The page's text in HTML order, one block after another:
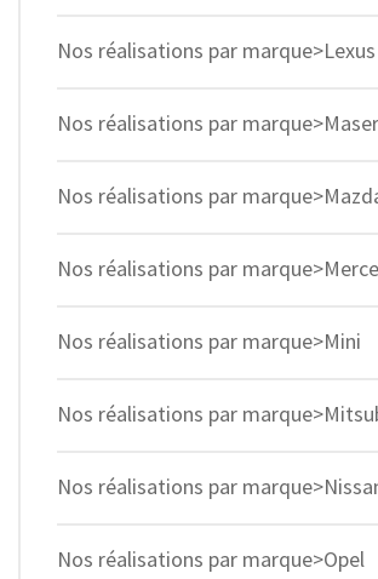
Nos réalisations par marque>Lexus
Nos réalisations par
Nos réalisations par
Nos réalisations par
Nos réalisations par marque>Mini
Nos réalisations par
Nos réalisations par
Nos réalisations par marque>Opel